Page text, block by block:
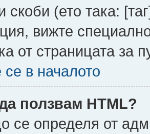
скоби (ето така:
вижте
от страницата за
се в началото
ползвам HTML?
се определя от